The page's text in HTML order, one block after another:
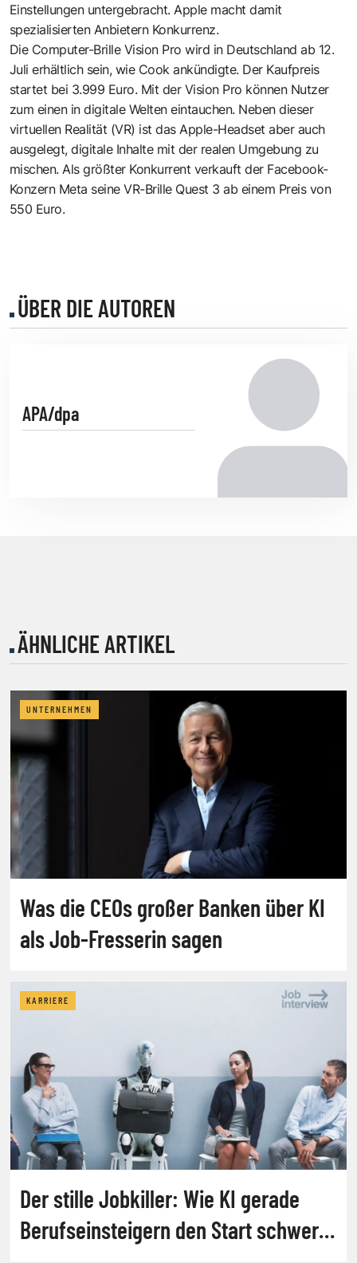
Einstellungen untergebracht. Apple macht damit
spezialisierten Anbietern Konkurrenz.
Die Computer-Brille Vision Pro wird in Deutschland ab 12.
Juli erhältlich sein, wie Cook ankündigte. Der Kaufpreis
startet bei 3.999 Euro. Mit der Vision Pro können Nutzer
zum einen in digitale Welten eintauchen. Neben dieser
virtuellen Realität (VR) ist das Apple-Headset aber auch
ausgelegt, digitale Inhalte mit der realen Umgebung zu
mischen. Als größter Konkurrent verkauft der Facebook-
Konzern Meta seine VR-Brille Quest 3 ab einem Preis von
550 Euro.
ÜBER DIE AUTOREN
APA/dpa
ÄHNLICHE ARTIKEL
UNTERNEHMEN
Was die CEOs großer Banken über KI
als Job-Fresserin sagen
KARRIERE
Der stille Jobkiller: Wie KI gerade
Berufseinsteigern den Start schwer